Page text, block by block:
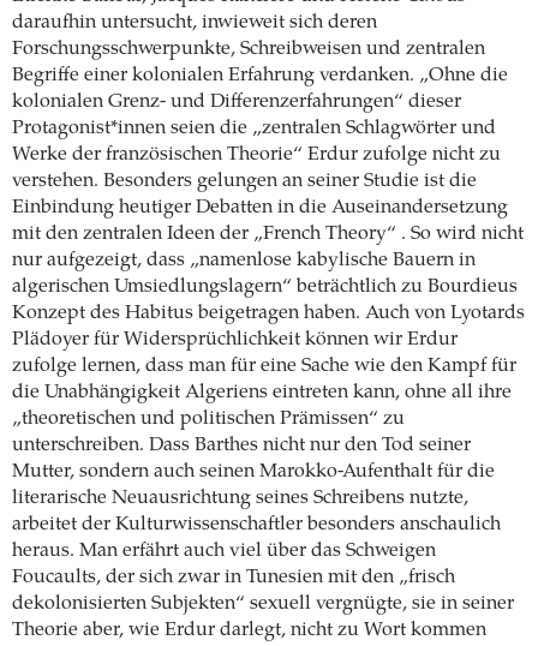
daraufhin untersucht, inwieweit sich deren
Forschungsschwerpunkte, Schreibweisen und zentralen
Begriffe einer kolonialen Erfahrung verdanken. „Ohne die
kolonialen Grenz- und Differenzerfahrungen“ dieser
Protagonist*innen seien die „zentralen Schlagwörter und
Werke der französischen Theorie“ Erdur zufolge nicht zu
verstehen. Besonders gelungen an seiner Studie ist die
Einbindung heutiger Debatten in die Auseinandersetzung
mit den zentralen Ideen der „French Theory“ . So wird nicht
nur aufgezeigt, dass „namenlose kabylische Bauern in
algerischen Umsiedlungslagern“ beträchtlich zu Bourdieus
Konzept des Habitus beigetragen haben. Auch von Lyotards
Plädoyer für Widersprüchlichkeit können wir Erdur
zufolge lernen, dass man für eine Sache wie den Kampf für
die Unabhängigkeit Algeriens eintreten kann, ohne all ihre
„theoretischen und politischen Prämissen“ zu
unterschreiben. Dass Barthes nicht nur den Tod seiner
Mutter, sondern auch seinen Marokko-Aufenthalt für die
literarische Neuausrichtung seines Schreibens nutzte,
arbeitet der Kulturwissenschaftler besonders anschaulich
heraus. Man erfährt auch viel über das Schweigen
Foucaults, der sich zwar in Tunesien mit den „frisch
dekolonisierten Subjekten“ sexuell vergnügte, sie in seiner
Theorie aber, wie Erdur darlegt, nicht zu Wort kommen